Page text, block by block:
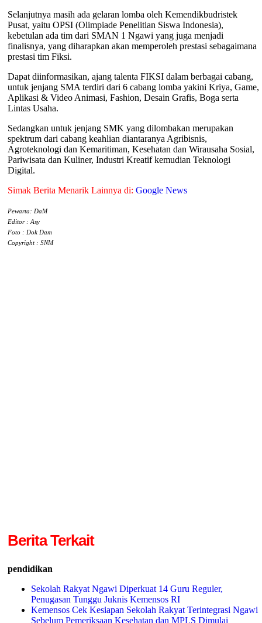
Selanjutnya masih ada gelaran lomba oleh Kemendikbudristek
Pusat, yaitu OPSI (Olimpiade Penelitian Siswa Indonesia),
kebetulan ada tim dari SMAN 1 Ngawi yang juga menjadi
finalisnya, yang diharapkan akan memperoleh prestasi sebagaimana
prestasi tim Fiksi.
Dapat diinformasikan, ajang talenta FIKSI dalam berbagai cabang,
untuk jenjang SMA terdiri dari 6 cabang lomba yakini Kriya, Game,
Aplikasi & Video Animasi, Fashion, Desain Grafis, Boga serta
Lintas Usaha.
Sedangkan untuk jenjang SMK yang dilombakan merupakan
spektrum dari cabang keahlian diantaranya Agribisnis,
Agroteknologi dan Kemaritiman, Kesehatan dan Wirausaha Sosial,
Pariwisata dan Kuliner, Industri Kreatif kemudian Teknologi
Digital.
Simak Berita Menarik Lainnya di: Google News
Pewarta: DaM
Editor : Asy
Foto : Dok Dam
Copyright : SNM
Berita Terkait
pendidikan
Sekolah Rakyat Ngawi Diperkuat 14 Guru Reguler,
Penugasan Tunggu Juknis Kemensos RI
Kemensos Cek Kesiapan Sekolah Rakyat Terintegrasi Ngawi
Sebelum Pemeriksaan Kesehatan dan MPLS Dimulai